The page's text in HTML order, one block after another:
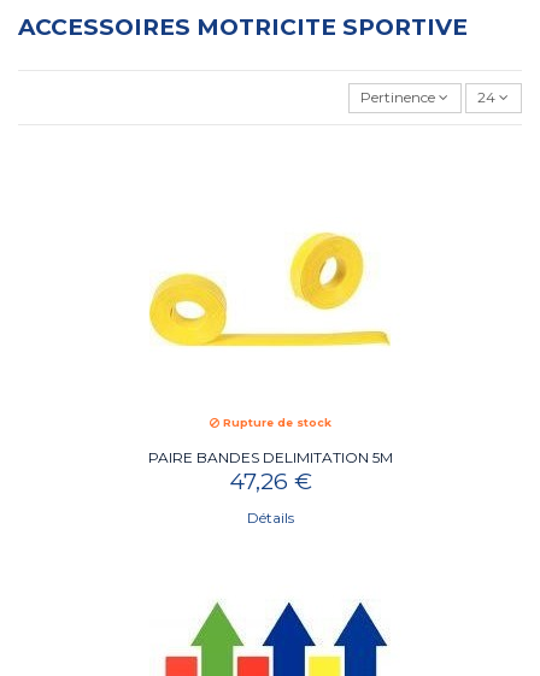
ACCESSOIRES MOTRICITE SPORTIVE
Pertinence 24
Rupture de stock
PAIRE BANDES DELIMITATION 5M
47,26 €
Détails